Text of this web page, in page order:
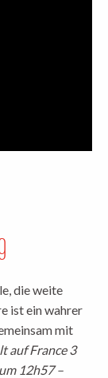
die weite
ist ein wahrer
mit
auf France 3
12h57 –